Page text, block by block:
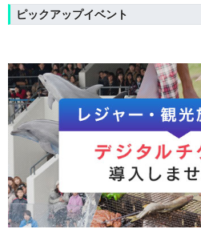
ピックアップイベント